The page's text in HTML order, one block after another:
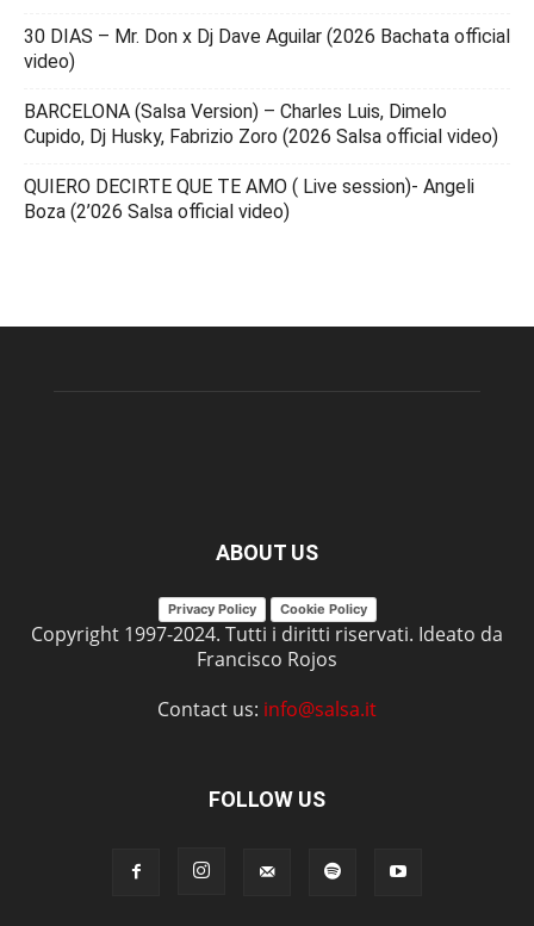
30 DIAS – Mr. Don x Dj Dave Aguilar (2026 Bachata official
video)
BARCELONA (Salsa Version) – Charles Luis, Dimelo
Cupido, Dj Husky, Fabrizio Zoro (2026 Salsa official video)
QUIERO DECIRTE QUE TE AMO ( Live session)- Angeli
Boza (2’026 Salsa official video)
ABOUT US
Privacy Policy Cookie Policy
Copyright 1997-2024. Tutti i diritti riservati. Ideato da
Francisco Rojos
Contact us: info@salsa.it
FOLLOW US